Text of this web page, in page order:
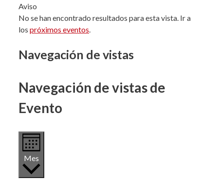
Aviso
No se han encontrado resultados para esta vista. Ir a
los próximos eventos.
Navegación de vistas
Navegación de vistas de
Evento
Mes